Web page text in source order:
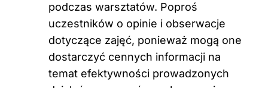
podczas warsztatów. Poproś
uczestników o opinie i obserwacje
dotyczące zajęć, ponieważ mogą one
dostarczyć cennych informacji na
temat efektywności prowadzonych